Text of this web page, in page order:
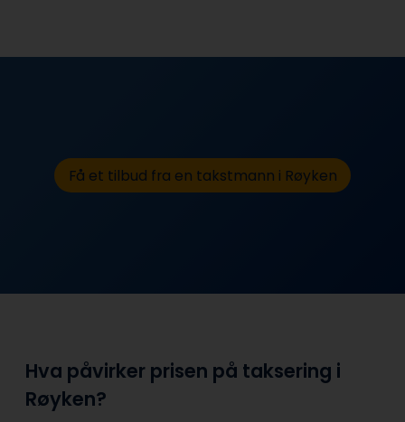
Få et tilbud fra en takstmann i Røyken
Hva påvirker prisen på taksering i
Røyken?